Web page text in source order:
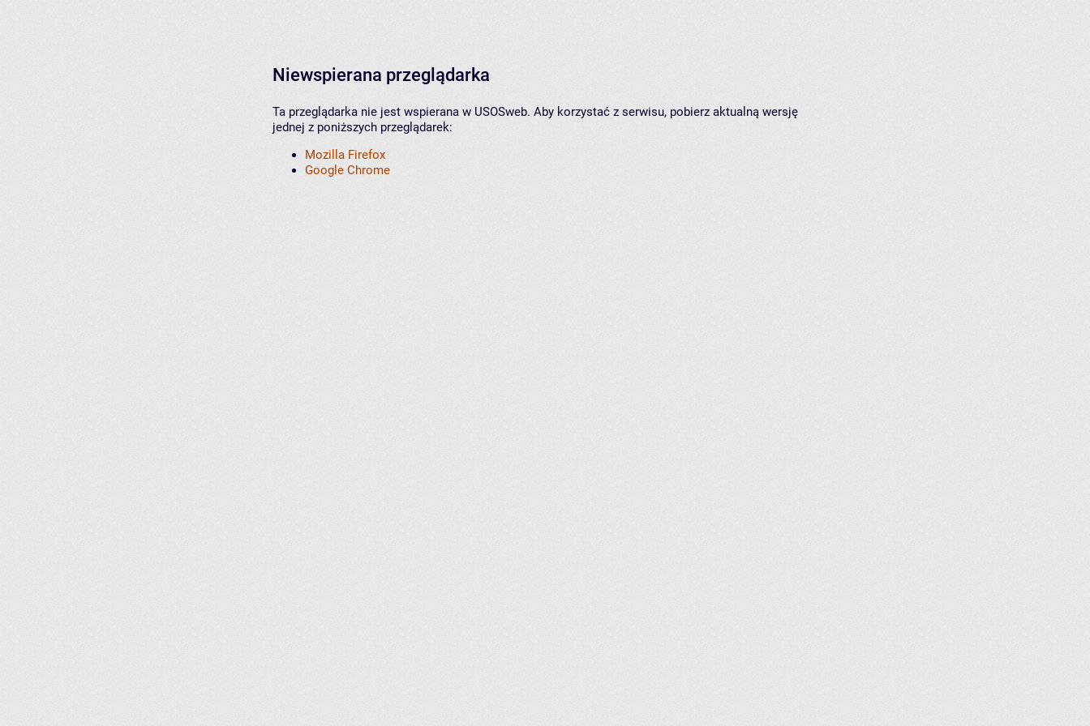
Niewspierana przeglądarka
Ta przeglądarka nie jest wspierana w USOSweb. Aby korzystać z serwisu, pobierz aktualną wersję
jednej z poniższych przeglądarek:
Mozilla Firefox
Google Chrome